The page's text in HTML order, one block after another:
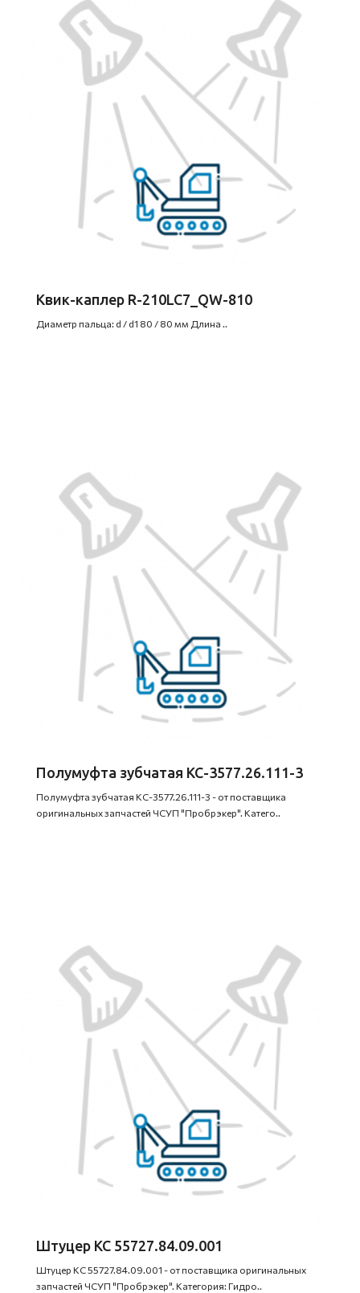
Квик-каплер R-210LC7_QW-810
Диаметр пальца: d / d1 80 / 80 мм Длина ..
Полумуфта зубчатая КС-3577.26.111-3
Полумуфта зубчатая КС-3577.26.111-3 - от поставщика
оригинальных запчастей ЧСУП "Пробрэкер". Катего..
Штуцер КС 55727.84.09.001
Штуцер КС 55727.84.09.001 - от поставщика оригинальных
запчастей ЧСУП "Пробрэкер". Категория: Гидро..